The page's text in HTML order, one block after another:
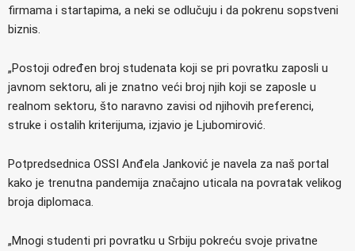
firmama i startapima, a neki se odlučuju i da pokrenu sopstveni
biznis.
„Postoji određen broj studenata koji se pri povratku zaposli u
javnom sektoru, ali je znatno veći broj njih koji se zaposle u
realnom sektoru, što naravno zavisi od njihovih preferenci,
struke i ostalih kriterijuma, izjavio je Ljubomirović.
Potpredsednica OSSI Anđela Janković je navela za naš portal
kako je trenutna pandemija značajno uticala na povratak velikog
broja diplomaca.
„Mnogi studenti pri povratku u Srbiju pokreću svoje privatne